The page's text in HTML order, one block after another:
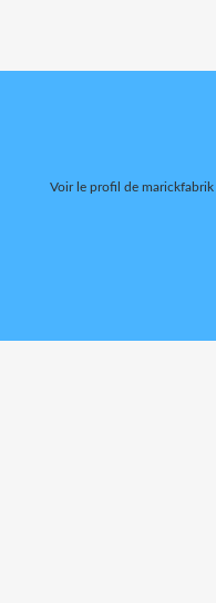
Voir le profil de marickfabrik